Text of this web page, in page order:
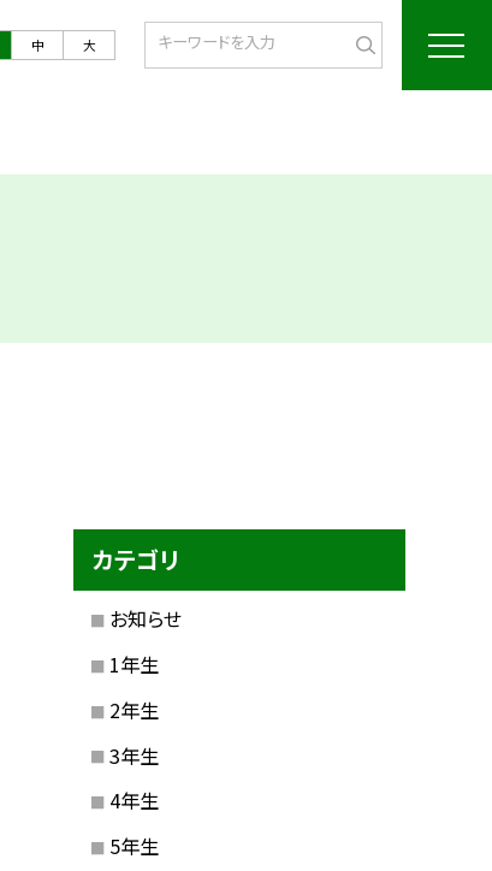
中 大
カテゴリ
お知らせ
1年生
2年生
3年生
4年生
5年生